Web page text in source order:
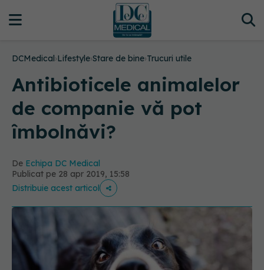
DCMedical›Lifestyle›Stare de bine›Trucuri utile
Antibioticele animalelor
de companie vă pot
îmbolnăvi?
De Echipa DC Medical
Publicat pe 28 apr 2019, 15:58
Distribuie acest articol